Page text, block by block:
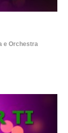
e Orchestra